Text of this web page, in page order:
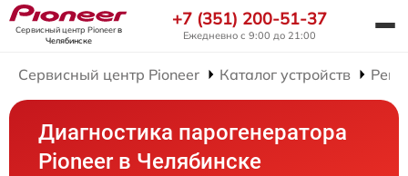
Сервисный центр Pioneerв
Челябинске
+7 (351) 200-51-37
Ежедневно с 9:00 до 21:00
Сервисный центр Pioneer Каталог устройств
Диагностика парогенератора
Pioneer в Челябинске